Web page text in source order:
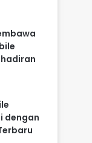
dengan